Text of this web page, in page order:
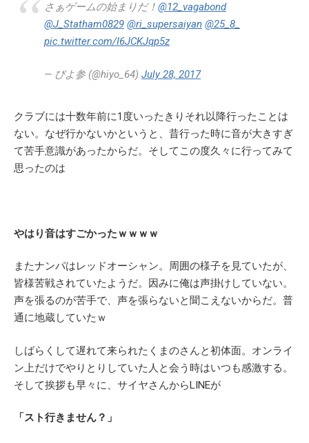
さぁゲームの始まりだ！ @12_vagabond
@J_Statham0829 @ri_supersaiyan @25_8_
pic.twitter.com/I6JCKJqp5z
— ぴよ参 (@hiyo_64) July 28, 2017
クラブには十数年前に1度いったきりそれ以降行ったことは
ない。なぜ行かないかというと、昔行った時に音が大きすぎ
て苦手意識があったからだ。そしてこの度久々に行ってみて
思ったのは
やはり音はすごかったｗｗｗｗ
またナンパはレッドオーシャン。周囲の様子を見ていたが、
皆様苦戦されていたようだ。因みに俺は声掛けしていない。
声を張るのが苦手で、声を張らないと聞こえないからだ。普
通に地蔵していたｗ
しばらくして遅れて来られたくまのさんと初体面。オンライ
ン上だけでやりとりしていた人と会う時はいつも感激する。
そして挨拶も早々に、サイヤさんからLINEが
「スト行きません？」